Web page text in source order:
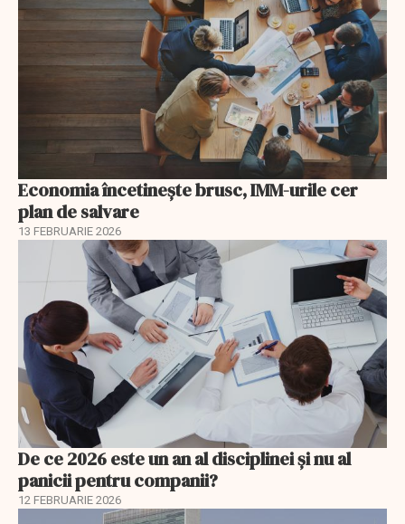
Economia încetinește brusc, IMM-urile cer
plan de salvare
13 FEBRUARIE 2026
De ce 2026 este un an al disciplinei și nu al
panicii pentru companii?
12 FEBRUARIE 2026